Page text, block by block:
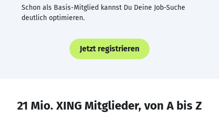
Schon als Basis-Mitglied kannst Du Deine Job-Suche
deutlich optimieren.
Jetzt registrieren
21 Mio. XING Mitglieder, von A bis Z